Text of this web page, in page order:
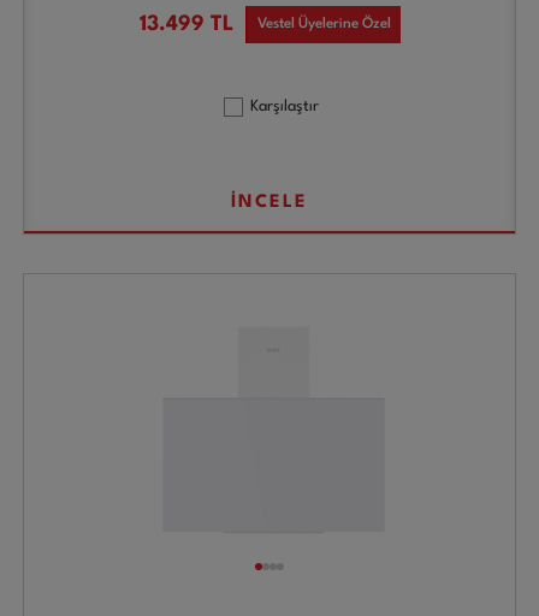
13.499 TL Vestel Üyelerine Özel
Karşılaştır
İNCELE